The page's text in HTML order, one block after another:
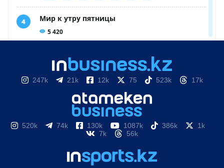
247k 21k 12k 75 523k 17k
520k 74k 130k 1087k 386k
1k
7k
56k